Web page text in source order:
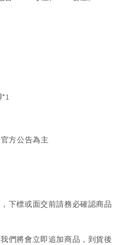
方公告為主
下標或面交前請務必確認商品
們將會立即追加商品，到貨後